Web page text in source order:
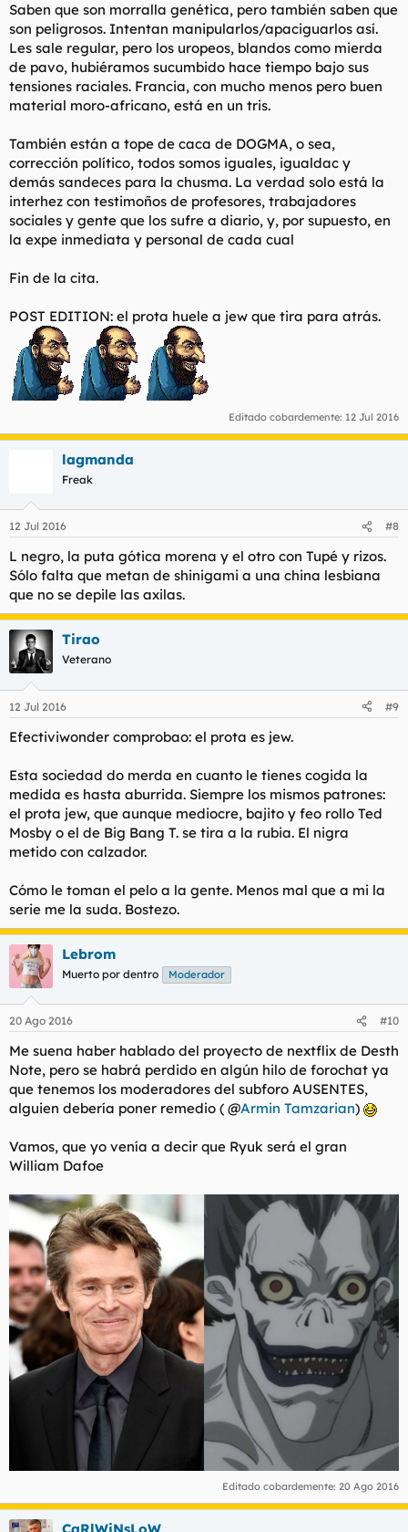
Saben que son morralla genética, pero también saben que
son peligrosos. Intentan manipularlos/apaciguarlos así.
Les sale regular, pero los uropeos, blandos como mierda
de pavo, hubiéramos sucumbido hace tiempo bajo sus
tensiones raciales. Francia, con mucho menos pero buen
material moro-africano, está en un tris.
También están a tope de caca de DOGMA, o sea,
corrección político, todos somos iguales, igualdac y
demás sandeces para la chusma. La verdad solo está la
interhez con testimoños de profesores, trabajadores
sociales y gente que los sufre a diario, y, por supuesto, en
la expe inmediata y personal de cada cual
Fin de la cita.
POST EDITION: el prota huele a jew que tira para atrás.
Editado cobardemente: 12 Jul 2016
lagmanda
Freak
12 Jul 2016 #8
L negro, la puta gótica morena y el otro con Tupé y rizos.
Sólo falta que metan de shinigami a una china lesbiana
que no se depile las axilas.
Tirao
Veterano
12 Jul 2016 #9
Efectiviwonder comprobao: el prota es jew.
Esta sociedad do merda en cuanto le tienes cogida la
medida es hasta aburrida. Siempre los mismos patrones:
el prota jew, que aunque mediocre, bajito y feo rollo Ted
Mosby o el de Big Bang T. se tira a la rubia. El nigra
metido con calzador.
Cómo le toman el pelo a la gente. Menos mal que a mi la
serie me la suda. Bostezo.
Lebrom
Muerto por dentro Moderador
20 Ago 2016 #10
Me suena haber hablado del proyecto de nextflix de Desth
Note, pero se habrá perdido en algún hilo de forochat ya
que tenemos los moderadores del subforo AUSENTES,
alguien debería poner remedio ( @Armin Tamzarian)
Vamos, que yo venía a decir que Ryuk será el gran
William Dafoe
Editado cobardemente: 20 Ago 2016